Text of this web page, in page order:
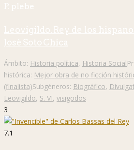
P. plebe
Leovigildo. Rey de los
José Soto Chica
Ámbito: Historia política, Historia Social
histórica: Mejor obra de no ficción
(finalista)Subgéneros: Biográfico,
Leovigildo, S. VI, visigodos
3
7.1